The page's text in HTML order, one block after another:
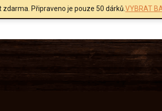
zdarma. Připraveno je pouze 50 dárků.VYBRAT